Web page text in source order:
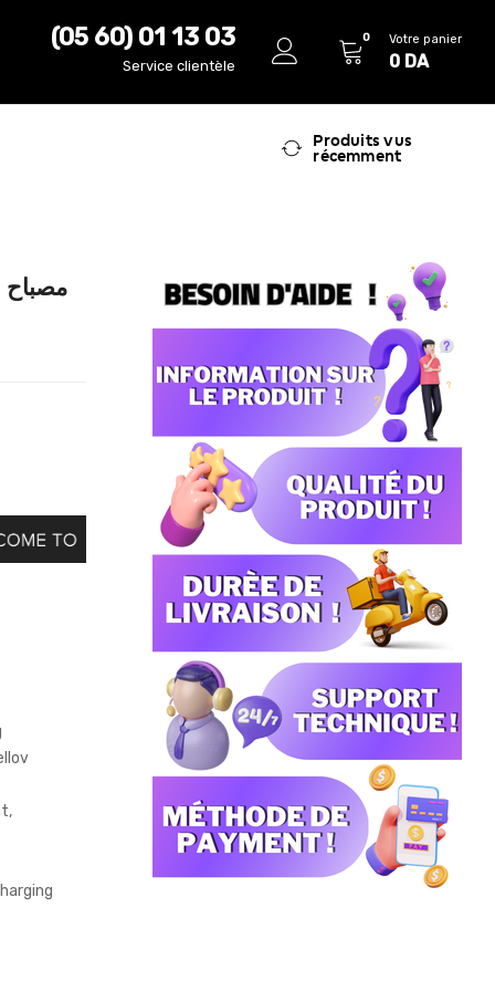
(05 60) 01 13 03
Service clientèle
0 Votre panier
0 DA
Produits vus
récemment